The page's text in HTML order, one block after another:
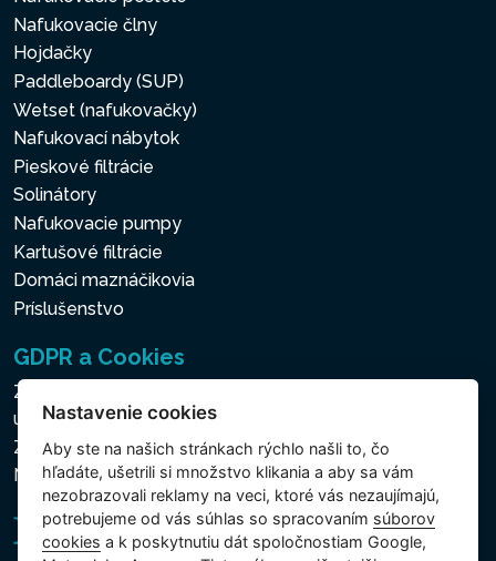
Nafukovacie člny
Hojdačky
Paddleboardy (SUP)
Wetset (nafukovačky)
Nafukovací nábytok
Pieskové filtrácie
Solinátory
Nafukovacie pumpy
Kartušové filtrácie
Domáci maznáčikovia
Príslušenstvo
GDPR a Cookies
Zásady ochrany osobných a ďalších spracovávaných
údajov
Zásady používania súborov cookies
Nastavenie cookies
Nastavenie cookies
Aby ste na našich stránkach rýchlo našli to, čo
hľadáte, ušetrili si množstvo klikania a aby sa vám
nezobrazovali reklamy na veci, ktoré vás nezaujímajú,
potrebujeme od vás súhlas so spracovaním súborov
cookies a k poskytnutiu dát spoločnostiam Google,